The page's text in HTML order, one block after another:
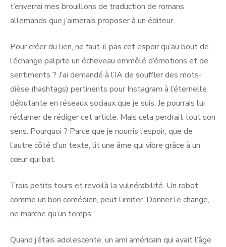
t’enverrai mes brouillons de traduction de romans
allemands que j’aimerais proposer à un éditeur.
Pour créer du lien, ne faut-il pas cet espoir qu’au bout de
l’échange palpite un écheveau emmêlé d’émotions et de
sentiments ? J’ai demandé à l’IA de souffler des mots-
dièse (hashtags) pertinents pour Instagram à l’éternelle
débutante en réseaux sociaux que je suis. Je pourrais lui
réclamer de rédiger cet article. Mais cela perdrait tout son
sens. Pourquoi ? Parce que je nourris l’espoir, que de
l’autre côté d’un texte, lit une âme qui vibre grâce à un
cœur qui bat.
Trois petits tours et revoilà la vulnérabilité. Un robot,
comme un bon comédien, peut l’imiter. Donner le change,
ne marche qu’un temps.
Quand j’étais adolescente, un ami américain qui avait l’âge